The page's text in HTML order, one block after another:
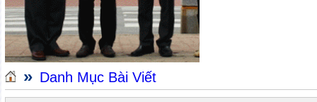
» Danh Mục Bài Viết